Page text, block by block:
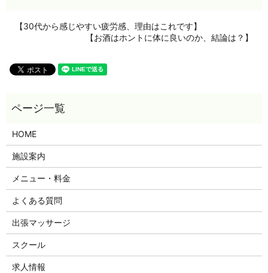
【30代から感じやすい疲労感、理由はこれです】
【お酒はホントに体に良いのか、結論は？】
HOME
施設案内
メニュー・料金
よくある質問
出張マッサージ
スクール
求人情報